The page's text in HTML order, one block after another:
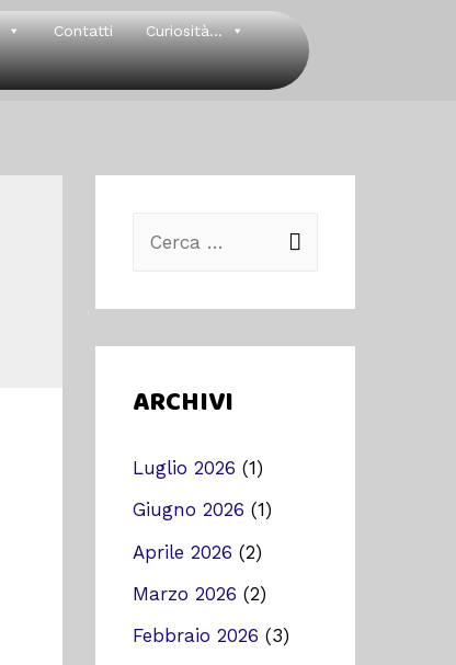
Contatti Curiosità...
ARCHIVI
Luglio 2026 (1)
Giugno 2026 (1)
Aprile 2026 (2)
Marzo 2026 (2)
Febbraio 2026 (3)